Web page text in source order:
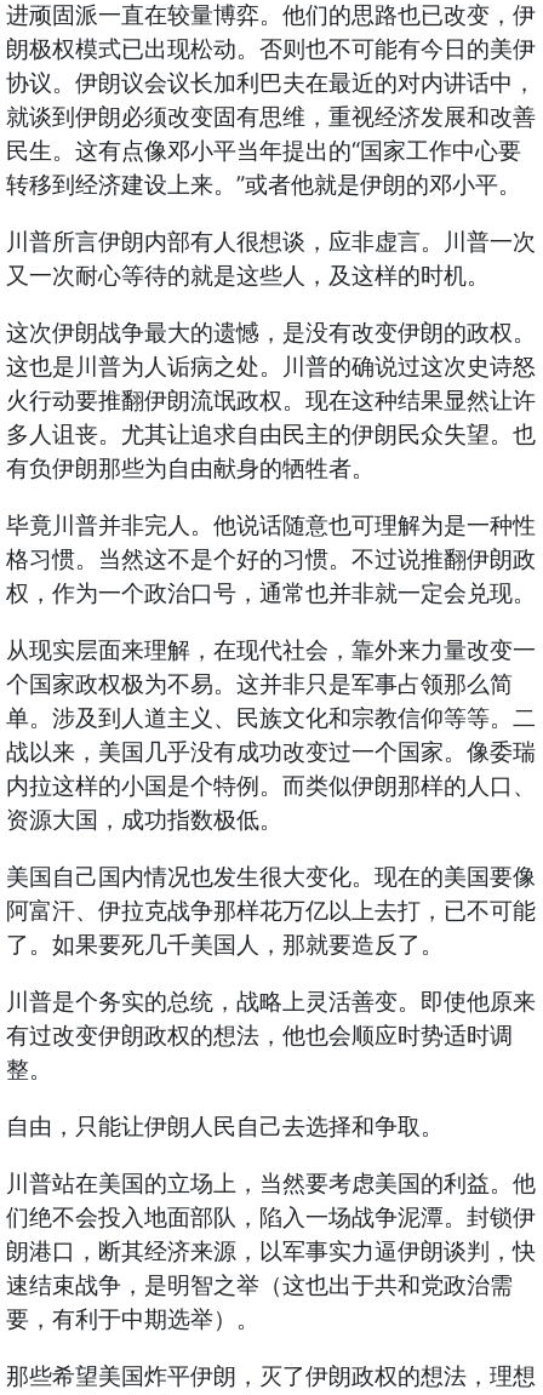
进顽固派一直在较量博弈。他们的思路也已改变，伊
朗极权模式已出现松动。否则也不可能有今日的美伊
协议。伊朗议会议长加利巴夫在最近的对内讲话中，
就谈到伊朗必须改变固有思维，重视经济发展和改善
民生。这有点像邓小平当年提出的“国家工作中心要
转移到经济建设上来。”或者他就是伊朗的邓小平。
川普所言伊朗内部有人很想谈，应非虚言。川普一次
又一次耐心等待的就是这些人，及这样的时机。
这次伊朗战争最大的遗憾，是没有改变伊朗的政权。
这也是川普为人诟病之处。川普的确说过这次史诗怒
火行动要推翻伊朗流氓政权。现在这种结果显然让许
多人诅丧。尤其让追求自由民主的伊朗民众失望。也
有负伊朗那些为自由献身的牺牲者。
毕竟川普并非完人。他说话随意也可理解为是一种性
格习惯。当然这不是个好的习惯。不过说推翻伊朗政
权，作为一个政治口号，通常也并非就一定会兑现。
从现实层面来理解，在现代社会，靠外来力量改变一
个国家政权极为不易。这并非只是军事占领那么简
单。涉及到人道主义、民族文化和宗教信仰等等。二
战以来，美国几乎没有成功改变过一个国家。像委瑞
内拉这样的小国是个特例。而类似伊朗那样的人口、
资源大国，成功指数极低。
美国自己国内情况也发生很大变化。现在的美国要像
阿富汗、伊拉克战争那样花万亿以上去打，已不可能
了。如果要死几千美国人，那就要造反了。
川普是个务实的总统，战略上灵活善变。即使他原来
有过改变伊朗政权的想法，他也会顺应时势适时调
整。
自由，只能让伊朗人民自己去选择和争取。
川普站在美国的立场上，当然要考虑美国的利益。他
们绝不会投入地面部队，陷入一场战争泥潭。封锁伊
朗港口，断其经济来源，以军事实力逼伊朗谈判，快
速结束战争，是明智之举（这也出于共和党政治需
要，有利于中期选举）。
那些希望美国炸平伊朗，灭了伊朗政权的想法，理想